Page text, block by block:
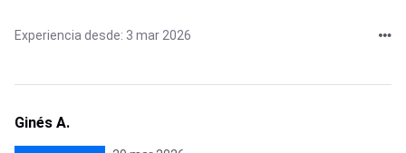
Experiencia desde: 3 mar 2026
Ginés A.